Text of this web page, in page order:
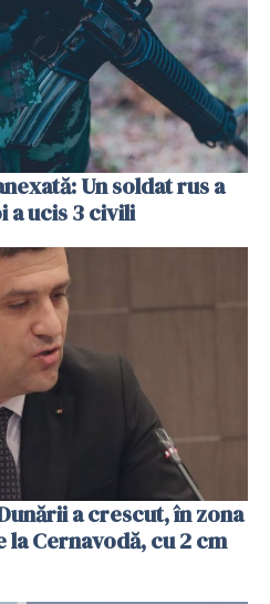
Un soldat rus a
a ucis 3 civili
a crescut, în zona
Cernavodă, cu 2 cm